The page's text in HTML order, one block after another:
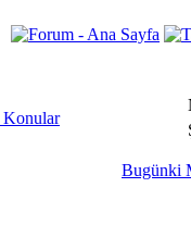
Konular
Bugünki